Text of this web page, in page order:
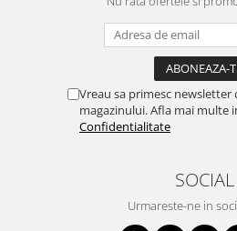
Vreau sa primesc
magazinului. Afla mai multe
Confidentialitate
SOCIAL
Urmareste-ne in